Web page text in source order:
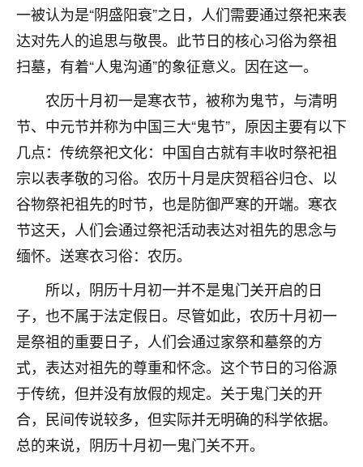
一被认为是“阴盛阳衰”之日，人们需要通过祭祀来表
达对先人的追思与敬畏。此节日的核心习俗为祭祖
扫墓，有着“人鬼沟通”的象征意义。因在这一。
农历十月初一是寒衣节，被称为鬼节，与清明
节、中元节并称为中国三大“鬼节”，原因主要有以下
几点：传统祭祀文化：中国自古就有丰收时祭祀祖
宗以表孝敬的习俗。农历十月是庆贺稻谷归仓、以
谷物祭祀祖先的时节，也是防御严寒的开端。寒衣
节这天，人们会通过祭祀活动表达对祖先的思念与
缅怀。送寒衣习俗：农历。
所以，阴历十月初一并不是鬼门关开启的日
子，也不属于法定假日。尽管如此，农历十月初一
是祭祖的重要日子，人们会通过家祭和墓祭的方
式，表达对祖先的尊重和怀念。这个节日的习俗源
于传统，但并没有放假的规定。关于鬼门关的开
合，民间传说较多，但实际并无明确的科学依据。
总的来说，阴历十月初一鬼门关不开。
心心相印
我身体不太好，总是病病殃殃的，去检查又没什么大
问题，反正就是不舒服。中医西医看遍了，找不到问
题，后来无意中看到有人推荐慧来老师，跟老师聊过
之后，心情豁然开朗，也听老师建议，处理了一些因
果问题。今年以来，身体比以前好多，主要是心情好
了，老师说境随心转，现在深有体会了。
鹿森：是的，其实跟老师聊过之后，最大的感
触，首先就是心态会变好，万般皆是命，半点
不由人！
1天前 来自四川 9
金白水清
我也想找老师看看，有没有人给个联系方式的啊？
鹿森：慧来老师微信：gjsy0624
1天前 来自江西 12
青春168
我也想要，我也想要！
2天前 来自山西